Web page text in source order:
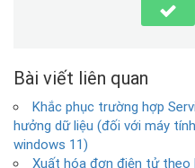
Bài viết liên quan
Khắc phục trường hợp
hưởng dữ liệu (đối với máy
windows 11)
Xuất hóa đơn điện tử theo